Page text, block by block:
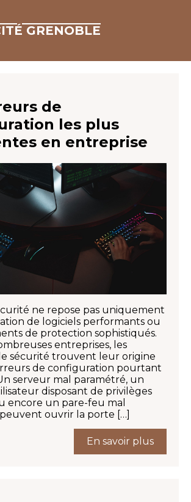
GRENOBLE
de
les plus
en entreprise
ne repose pas uniquement
de logiciels performants ou
de protection sophistiqués.
entreprises, les
sécurité trouvent leur origine
de configuration pourtant
serveur mal paramétré, un
disposant de privilèges
encore un pare-feu mal
ouvrir la porte […]
En savoir plus